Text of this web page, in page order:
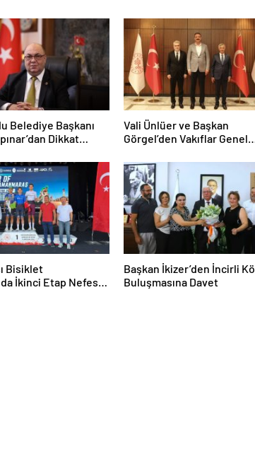
Belediye Başkanı
Dikkat
Vali Ünlüer ve Başkan
Görgel’den Vakıflar Genel
Bisiklet
İkinci Etap Nefes
Başkan İkizer’den İncirli
Buluşmasına Davet